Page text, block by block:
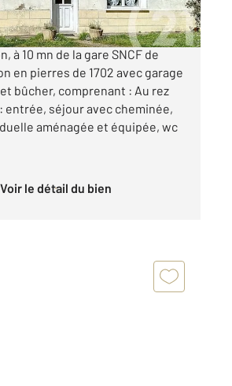
DE REDON, dans
à 10 mn de la gare SNCF de
en pierres de 1702 avec garage
bûcher, comprenant : Au rez
entrée, séjour avec cheminée,
aménagée et équipée, wc
Voir le détail du bien